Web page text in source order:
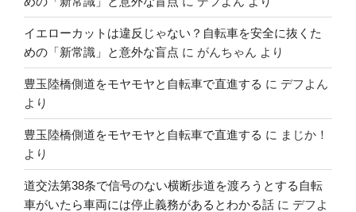
イエローカットは違反じゃない？自転車を安全に抜くた
めの「新常識」と意外な盲点 に がんちゃん より
豊玉陸橋側道をモヤモヤと自転車で直進する に デフよん
より
豊玉陸橋側道をモヤモヤと自転車で直進する に まじか！
より
道交法第38条で信号のない横断歩道を渡ろうとする自転
車がいたら車両には停止義務があるとわかる話 に デフよ